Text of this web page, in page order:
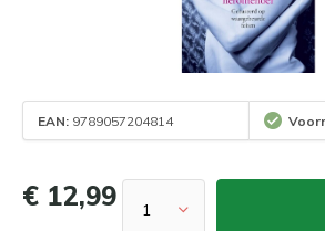
EAN: 9789057204814
€ 12,99